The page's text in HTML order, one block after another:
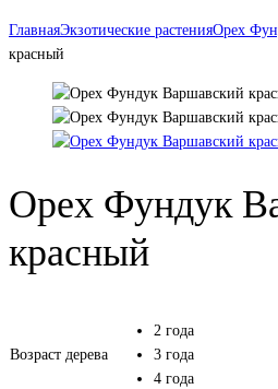
ГлавнаяЭкзотические растенияОрех
красный
Орех Фундук
красный
Возраст дерева
2 года
3 года
4 года